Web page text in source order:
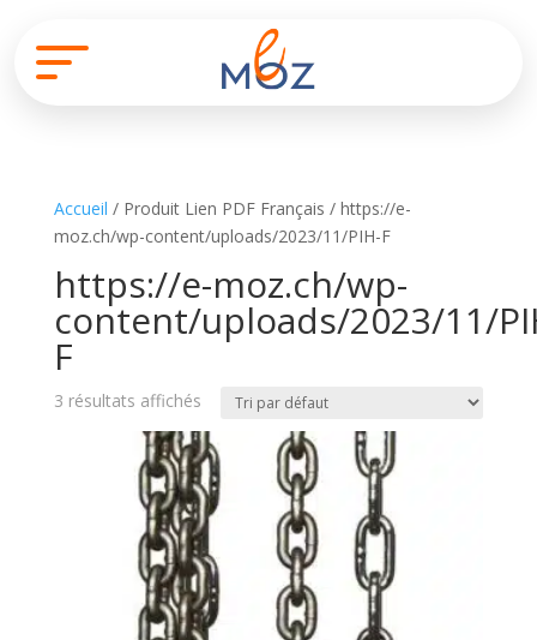
Accueil / Produit Lien PDF Français / https://e-
moz.ch/wp-content/uploads/2023/11/PIH-F
https://e-moz.ch/wp-
content/uploads/2023/11/
F
3 résultats affichés